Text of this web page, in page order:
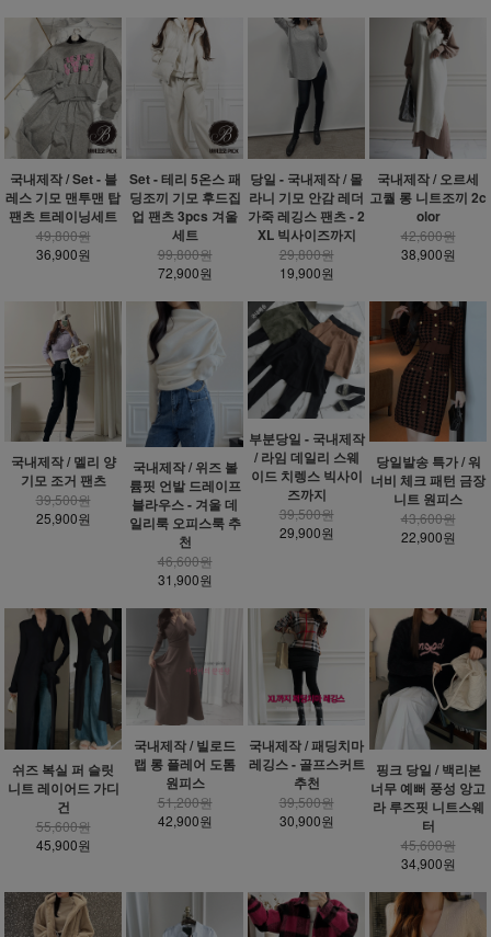
국내제작 / Set - 블
레스 기모 맨투맨 탑
팬츠 트레이닝세트
49,800원
36,900원
Set - 테리 5온스 패
딩조끼 기모 후드집
업 팬츠 3pcs 겨울
세트
99,800원
72,900원
당일 - 국내제작 / 몰
라니 기모 안감 레더
가죽 레깅스 팬츠 - 2
XL 빅사이즈까지
29,800원
19,900원
국내제작 / 오르세
고퀄 롱 니트조끼 2c
olor
42,600원
38,900원
국내제작 / 멜리 양
기모 조거 팬츠
39,500원
25,900원
국내제작 / 위즈 볼
륨핏 언발 드레이프
블라우스 - 겨울 데
일리룩 오피스룩 추
천
46,600원
31,900원
부분당일 - 국내제작
/ 라임 데일리 스웨
이드 치렝스 빅사이
즈까지
39,500원
29,900원
당일발송 특가 / 워
너비 체크 패턴 금장
니트 원피스
43,600원
22,900원
쉬즈 복실 퍼 슬릿
니트 레이어드 가디
건
55,600원
45,900원
국내제작 / 빌로드
랩 롱 플레어 도톰
원피스
51,200원
42,900원
국내제작 / 패딩치마
레깅스 - 골프스커트
추천
39,500원
30,900원
핑크 당일 / 백리본
너무 예뻐 풍성 앙고
라 루즈핏 니트스웨
터
45,600원
34,900원